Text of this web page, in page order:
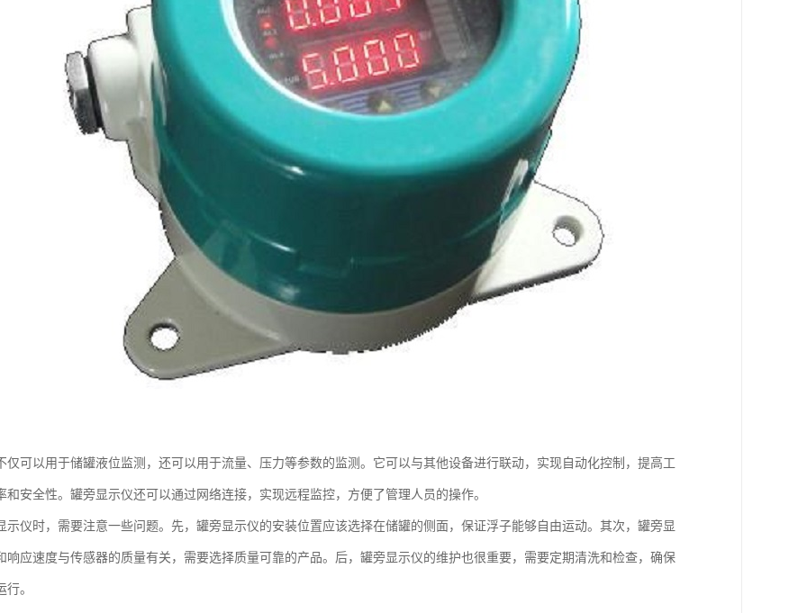
仅可以用于储罐液位监测，还可以用于流量、压力等参数的监测。它可以与其他设备进行联动，实现自动化控制，提高工
和安全性。罐旁显示仪还可以通过网络连接，实现远程监控，方便了管理人员的操作。
示仪时，需要注意一些问题。先，罐旁显示仪的安装位置应该选择在储罐的侧面，保证浮子能够自由运动。其次，罐旁显
响应速度与传感器的质量有关，需要选择质量可靠的产品。后，罐旁显示仪的维护也很重要，需要定期清洗和检查，确保
。